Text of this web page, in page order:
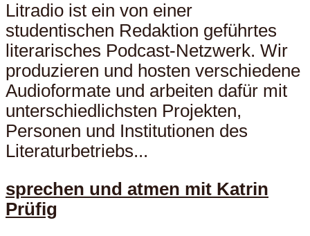
Litradio ist ein von einer
studentischen Redaktion geführtes
literarisches Podcast-Netzwerk. Wir
produzieren und hosten verschiedene
Audioformate und arbeiten dafür mit
unterschiedlichsten Projekten,
Personen und Institutionen des
Literaturbetriebs...
sprechen und atmen mit Katrin
Prüfig